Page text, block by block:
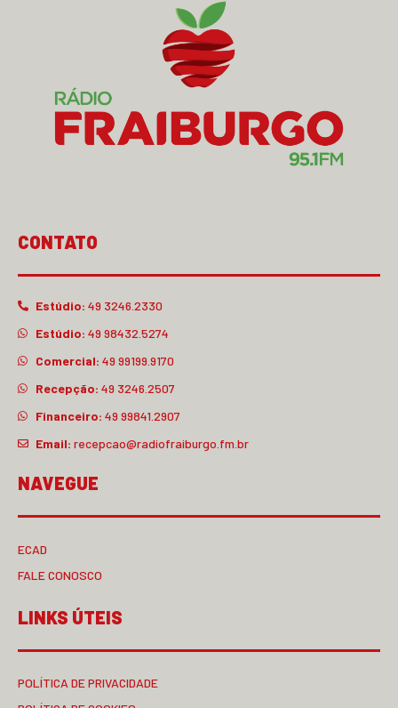
CONTATO
Estúdio: 49 3246.2330
Estúdio: 49 98432.5274
Comercial: 49 99199.9170
Recepção: 49 3246.2507
Financeiro: 49 99841.2907
Email: recepcao@radiofraiburgo.fm.br
NAVEGUE
ECAD
FALE CONOSCO
LINKS ÚTEIS
POLÍTICA DE PRIVACIDADE